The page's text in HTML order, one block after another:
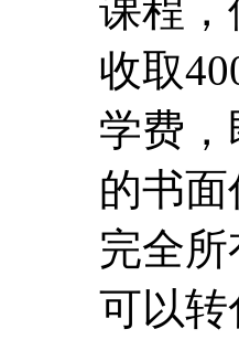
完全
可以
课程授
1、 学
员通过
导及学